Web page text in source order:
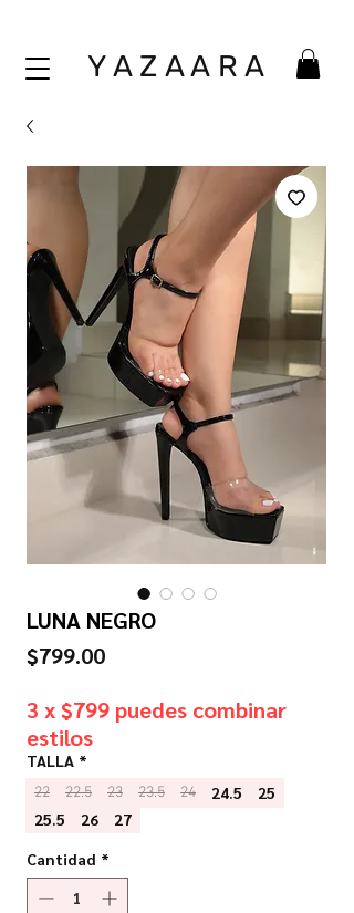
Y A Z A A R A
LUNA NEGRO
$799.00Precio
3 x $799 puedes combinar
estilos
TALLA *
22 22.5 23 23.5 24 24.5
25
25.5
26
27
Cantidad *